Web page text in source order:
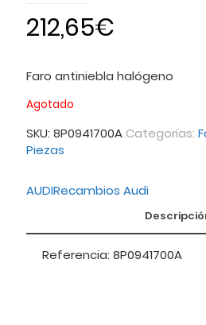
212,65€
Faro antiniebla halógeno
Agotado
SKU: 8P0941700A Categorías:
Piezas
AUDIRecambios Audi
Referencia: 8P0941700A